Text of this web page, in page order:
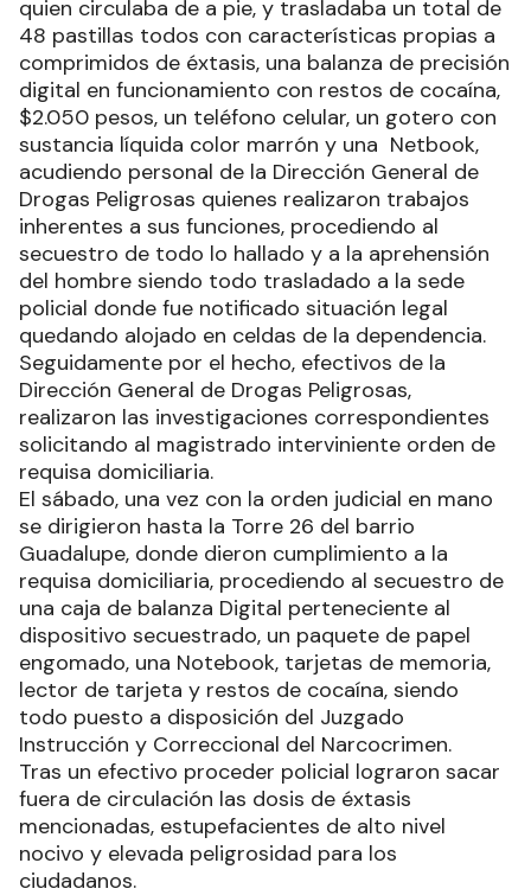
Efectivos de la Policía detuvieron a un hombre de
47 años, con más de 40 dosis de éxtasis, una
balanza, restos de cocaína, dinero, entre otros
elementos. Tras allanar su domicilio, secuestraron
notebook, restos de cocaína, y más elementos de
interés para la causa.
Efectivos de la Sección Motorizada Alacrán,
dependientes del Comando Radioeléctrico
policial, se encontraban de recorridas de
prevención por calle Córdoba e Hipólito Yrigoyen
del barrio Don Bosco.
Lugar donde demoraron a un hombre de 47 años
quien circulaba de a pie, y trasladaba un total de
48 pastillas todos con características propias a
comprimidos de éxtasis, una balanza de precisión
digital en funcionamiento con restos de cocaína,
$2.050 pesos, un teléfono celular, un gotero con
sustancia líquida color marrón y una Netbook,
acudiendo personal de la Dirección General de
Drogas Peligrosas quienes realizaron trabajos
inherentes a sus funciones, procediendo al
secuestro de todo lo hallado y a la aprehensión
del hombre siendo todo trasladado a la sede
policial donde fue notificado situación legal
quedando alojado en celdas de la dependencia.
Seguidamente por el hecho, efectivos de la
Dirección General de Drogas Peligrosas,
realizaron las investigaciones correspondientes
solicitando al magistrado interviniente orden de
requisa domiciliaria.
El sábado, una vez con la orden judicial en mano